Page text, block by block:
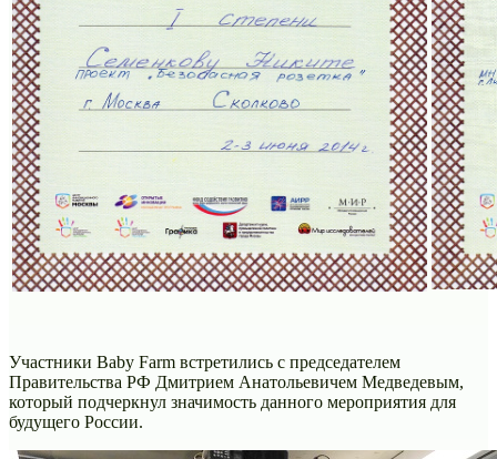
Участники Baby Farm встретились с председателем
Правительства РФ Дмитрием Анатольевичем Медведевым,
который подчеркнул значимость данного мероприятия для
будущего России.